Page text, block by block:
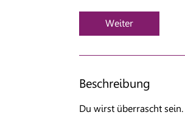
i
Weiter
Beschreibung
Du wirst überrascht sein.